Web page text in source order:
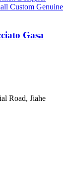
Gasa
Road, Jiahe